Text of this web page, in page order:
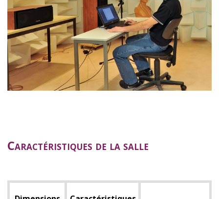
Caractéristiques de la salle